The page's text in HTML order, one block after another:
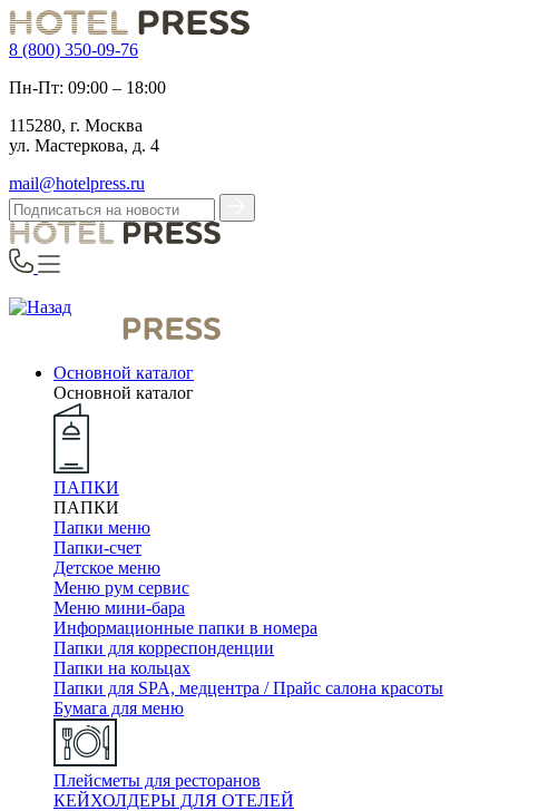
8 (800) 350-09-76
Пн-Пт: 09:00 – 18:00
115280, г. Москва
ул. Мастеркова, д. 4
mail@hotelpress.ru
Основной каталог
Основной каталог
ПАПКИ
ПАПКИ
Папки меню
Папки-счет
Детское меню
Меню рум сервис
Меню мини-бара
Информационные папки в номера
Папки для корреспонденции
Папки на кольцах
Папки для SPA, медцентра / Прайс салона красоты
Бумага для меню
Плейсметы для ресторанов
КЕЙХОЛДЕРЫ ДЛЯ ОТЕЛЕЙ